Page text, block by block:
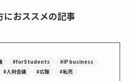
におススメの記事
#forStudents
#IP business
#人財会議 #広報 #転売